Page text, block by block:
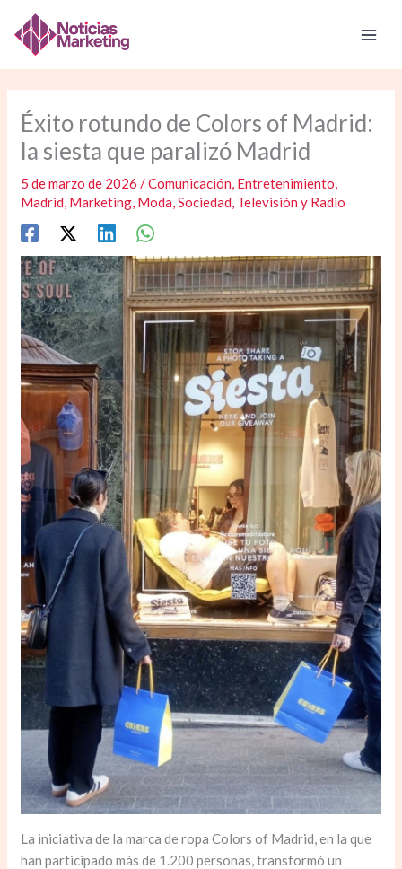
contenido
Éxito rotundo de Colors of Madrid:
la siesta que paralizó Madrid
5 de marzo de 2026/Comunicación, Entretenimiento,
Madrid, Marketing, Moda,Sociedad, Televisión y Radio
La iniciativa de la marca de ropa Colors of Madrid, en la que
han participado más de 1.200 personas, transformó un